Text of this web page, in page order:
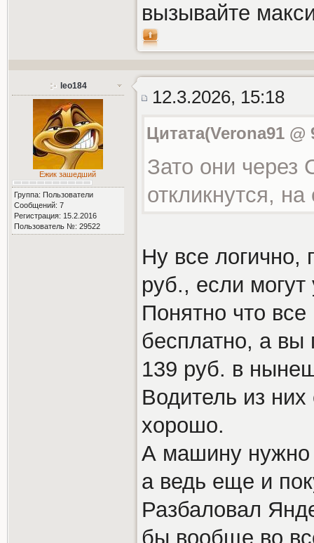
вызывайте
leo184
Ежик зашедший
Группа: Пользователи
Сообщений: 7
Регистрация: 15.2.2016
Пользователь №: 29522
12.3.2026, 15:18
Цитата(Verona91 @
Зато они
откликнутся,
Ну все логично,
руб., если могут
Понятно что
бесплатно, а вы
139 руб. в
Водитель из
хорошо.
А машину нужно
а ведь еще и
Разбаловал
бы вообще во